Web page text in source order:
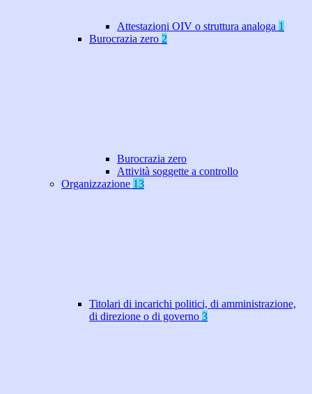
Attestazioni OIV o struttura analoga 1
Burocrazia zero 2
Burocrazia zero
Attività soggette a controllo
Organizzazione 13
Titolari di incarichi politici, di amministrazione,
di direzione o di governo 3